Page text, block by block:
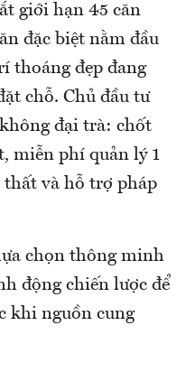
giới hạn 45 căn
đặc biệt nằm đầu
thoáng đẹp đang
chỗ. Chủ đầu tư
đại trà: chốt
miễn phí quản lý 1
và hỗ trợ pháp
chọn thông minh
động chiến lược để
khi nguồn cung